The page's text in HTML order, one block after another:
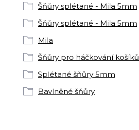
Šňůry splétané - Mila 5mm
Šňůry splétané - Mila 5mm
Mila
Šňůry pro háčkování košíků
Splétané šňůry 5mm
Bavlněné šňůry